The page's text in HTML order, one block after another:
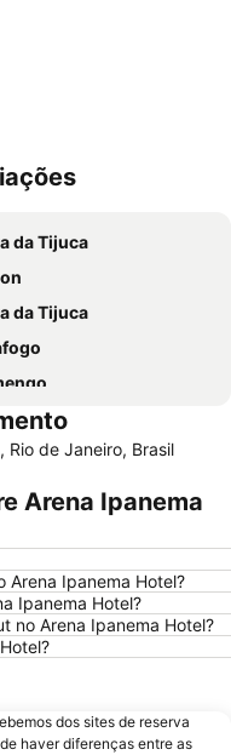
da Tijuca
da Tijuca
do Rio de Janeiro - Santos Dumont
Atlântica
Geral dos Estados Unidos
de Icaraí
de São Conrado
de Janeiro, Brasil
Arena Ipanema
Arena Ipanema Hotel?
Ipanema Hotel?
no Arena Ipanema Hotel?
dos sites de reserva
haver diferenças entre as